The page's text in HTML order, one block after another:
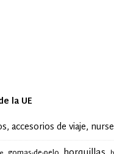
la UE
accesorios de viaje,